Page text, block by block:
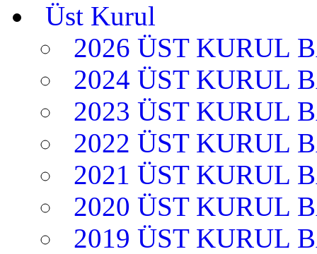
Üst Kurul
2026 ÜST KURUL
2024 ÜST KURUL
2023 ÜST KURUL
2022 ÜST KURUL
2021 ÜST KURUL
2020 ÜST KURUL
2019 ÜST KURUL